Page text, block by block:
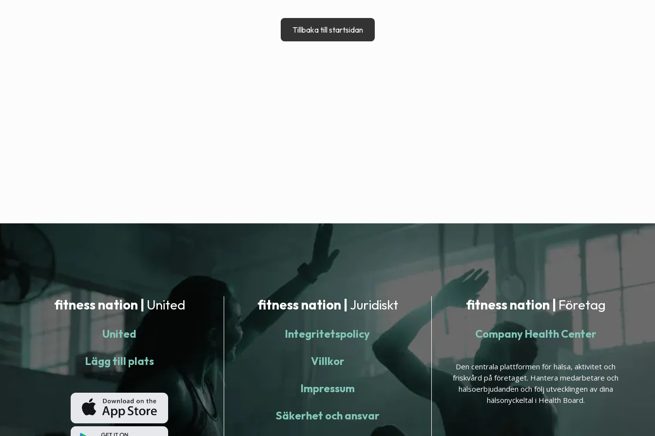
Tillbaka till startsidan
fitness nation | United
United
Lägg till plats
fitness nation | Juridiskt
Integritetspolicy
Villkor
Impressum
Säkerhet och ansvar
fitness nation | Företag
Company Health Center
Den centrala plattformen för hälsa, aktivitet och
friskvård på företaget. Hantera medarbetare och
hälsoerbjudanden och följ utvecklingen av dina
hälsonyckeltal i Health Board.